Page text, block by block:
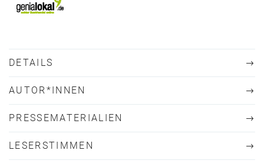
DETAILS
AUTOR*INNEN
PRESSEMATERIALIEN
LESERSTIMMEN